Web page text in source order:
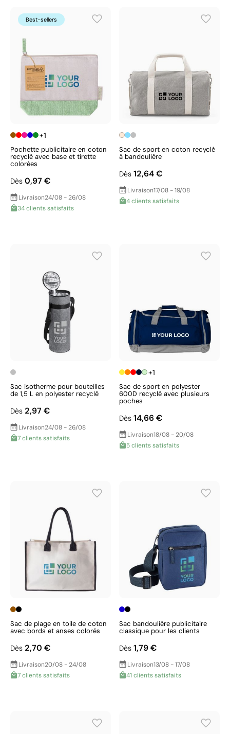
Best-sellers
+1
Pochette publicitaire en coton
recyclé avec base et tirette
colorées
Dès 0,97 €
Livraison24/08 - 26/08
34 clients satisfaits
Sac de sport en coton recyclé
à bandoulière
Dès 12,64 €
Livraison17/08 - 19/08
4 clients satisfaits
Sac isotherme pour bouteilles
de 1,5 L en polyester recyclé
Dès 2,97 €
Livraison24/08 - 26/08
7 clients satisfaits
+1
Sac de sport en polyester
600D recyclé avec plusieurs
poches
Dès 14,66 €
Livraison18/08 - 20/08
5 clients satisfaits
Sac de plage en toile de coton
avec bords et anses colorés
Dès 2,70 €
Livraison20/08 - 24/08
7 clients satisfaits
Sac bandoulière publicitaire
classique pour les clients
Dès 1,79 €
Livraison13/08 - 17/08
41 clients satisfaits